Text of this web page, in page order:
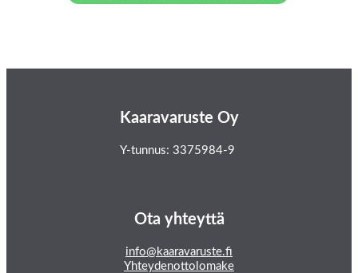
Kaaravaruste Oy
Y-tunnus: 3375984-9
Ota yhteyttä
info@kaaravaruste.fi
Yhteydenottolomake